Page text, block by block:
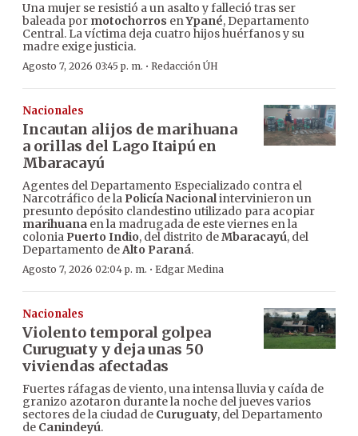
Una mujer se resistió a un asalto y falleció tras ser
baleada por motochorros enYpané, Departamento
Central. La víctima deja cuatro hijos huérfanos y su
madre exige justicia.
Agosto 7, 2026 03:45 p. m. · Redacción ÚH
Nacionales
Incautan alijos de marihuana
a orillas del Lago Itaipú en
Mbaracayú
Agentes del Departamento Especializado contra el
Narcotráfico de la Policía Nacionalintervinieron un
presunto depósito clandestino utilizado para acopiar
marihuana en la madrugada de este viernes en la
colonia Puerto Indio, del distrito deMbaracayú, del
Departamento deAlto Paraná.
Agosto 7, 2026 02:04 p. m. · Edgar Medina
Nacionales
Violento temporal golpea
Curuguaty y deja unas 50
viviendas afectadas
Fuertes ráfagas de viento, una intensa lluvia y caída de
granizo azotaron durante la noche del jueves varios
sectores de la ciudad de Curuguaty, del Departamento
de Canindeyú.